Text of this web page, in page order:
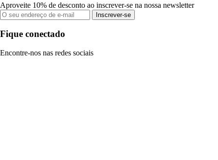
Aproveite 10% de desconto ao inscrever-se na nossa newsletter
Inscrever-se
Fique conectado
Encontre-nos nas redes sociais